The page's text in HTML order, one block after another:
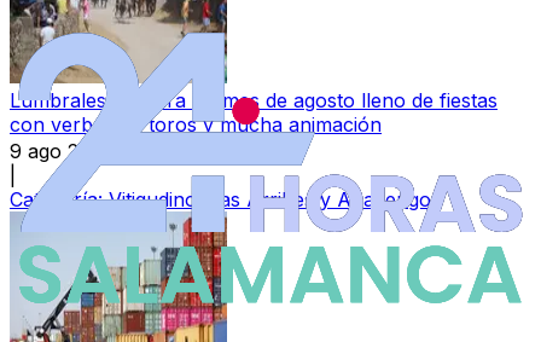
Lumbrales prepara un mes de agosto lleno de fiestas
con verbenas, toros y mucha animación
9 ago 2026
Categoría:Vitigudino, Las Arribes y Abadengo